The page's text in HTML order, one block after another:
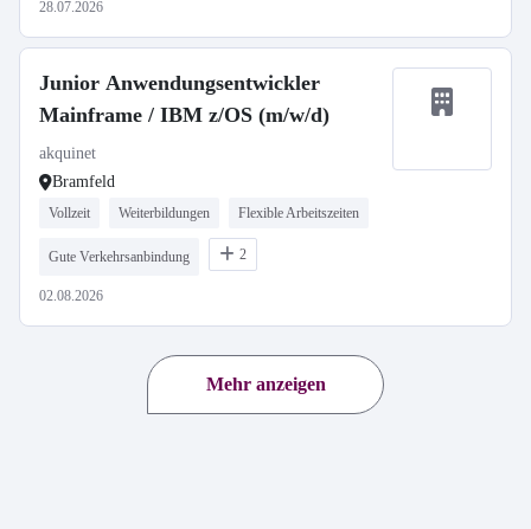
28.07.2026
Junior Anwendungsentwickler
Mainframe / IBM z/OS (m/w/d)
akquinet
Bramfeld
Vollzeit Weiterbildungen Flexible Arbeitszeiten
Gute Verkehrsanbindung 2
02.08.2026
Mehr anzeigen